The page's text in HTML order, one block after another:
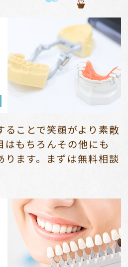
ることで笑顔がより素敵
はもちろんその他にも
ます。 まずは無料相談